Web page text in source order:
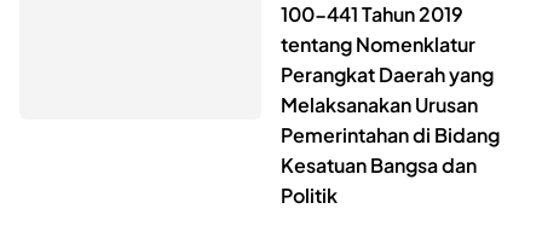
100-441 Tahun 2019
tentang Nomenklatur
Perangkat Daerah yang
Melaksanakan Urusan
Pemerintahan di Bidang
Kesatuan Bangsa dan
Politik